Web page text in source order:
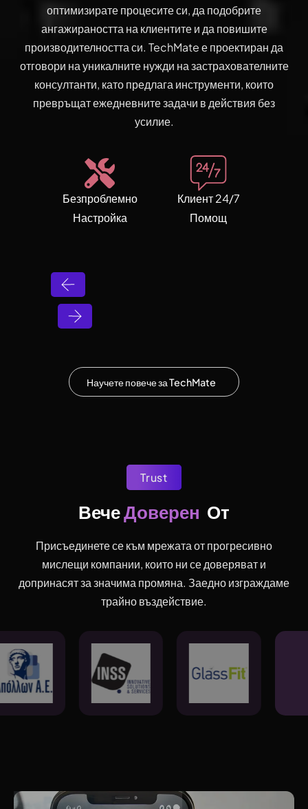
оптимизирате процесите си, да подобрите
ангажираността на клиентите и да повишите
производителността си. TechMate е проектиран да
отговори на уникалните нужди на застрахователните
консултанти, като предлага инструменти, които
превръщат ежедневните задачи в действия без
усилие.
Безпроблемно
Настройка
Клиент 24/7
Помощ
Научете повече за TechMate
Trust
Вече Доверен От
Присъединете се към мрежата от прогресивно
мислещи компании, които ни се доверяват и
допринасят за значима промяна. Заедно изграждаме
трайно въздействие.